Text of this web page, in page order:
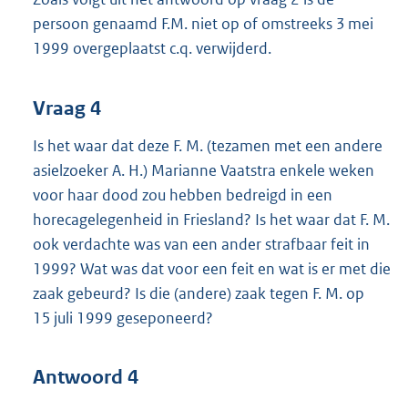
persoon genaamd F.M. niet op of omstreeks 3 mei
1999 overgeplaatst c.q. verwijderd.
Vraag 4
Is het waar dat deze F. M. (tezamen met een andere
asielzoeker A. H.) Marianne Vaatstra enkele weken
voor haar dood zou hebben bedreigd in een
horecagelegenheid in Friesland? Is het waar dat F. M.
ook verdachte was van een ander strafbaar feit in
1999? Wat was dat voor een feit en wat is er met die
zaak gebeurd? Is die (andere) zaak tegen F. M. op
15 juli 1999 geseponeerd?
Antwoord 4